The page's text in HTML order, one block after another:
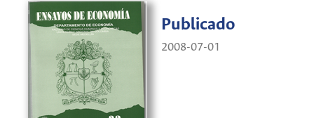
Publicado
2008-07-01